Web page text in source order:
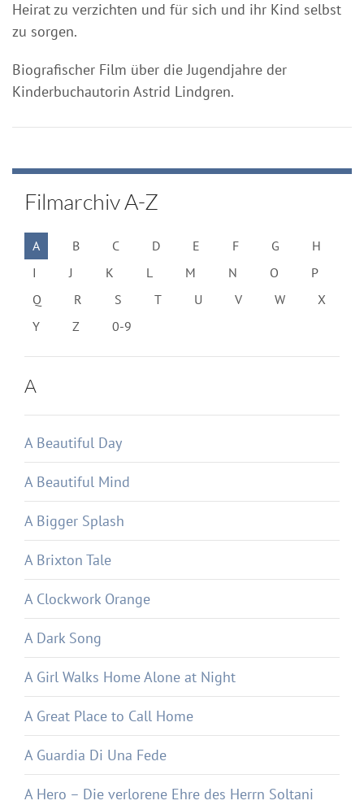
Heirat zu verzichten und für sich und ihr Kind selbst
zu sorgen.
Biografischer Film über die Jugendjahre der
Kinderbuchautorin Astrid Lindgren.
Filmarchiv A-Z
A B C D E F G
H
I
J K L M N O
P
Q
R S T U V W
X
Y
Z 0-9
A
A Beautiful Day
A Beautiful Mind
A Bigger Splash
A Brixton Tale
A Clockwork Orange
A Dark Song
A Girl Walks Home Alone at Night
A Great Place to Call Home
A Guardia Di Una Fede
A Hero – Die verlorene Ehre des Herrn Soltani